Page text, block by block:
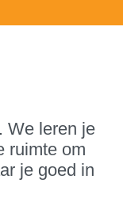
We leren je
ruimte om
je goed in